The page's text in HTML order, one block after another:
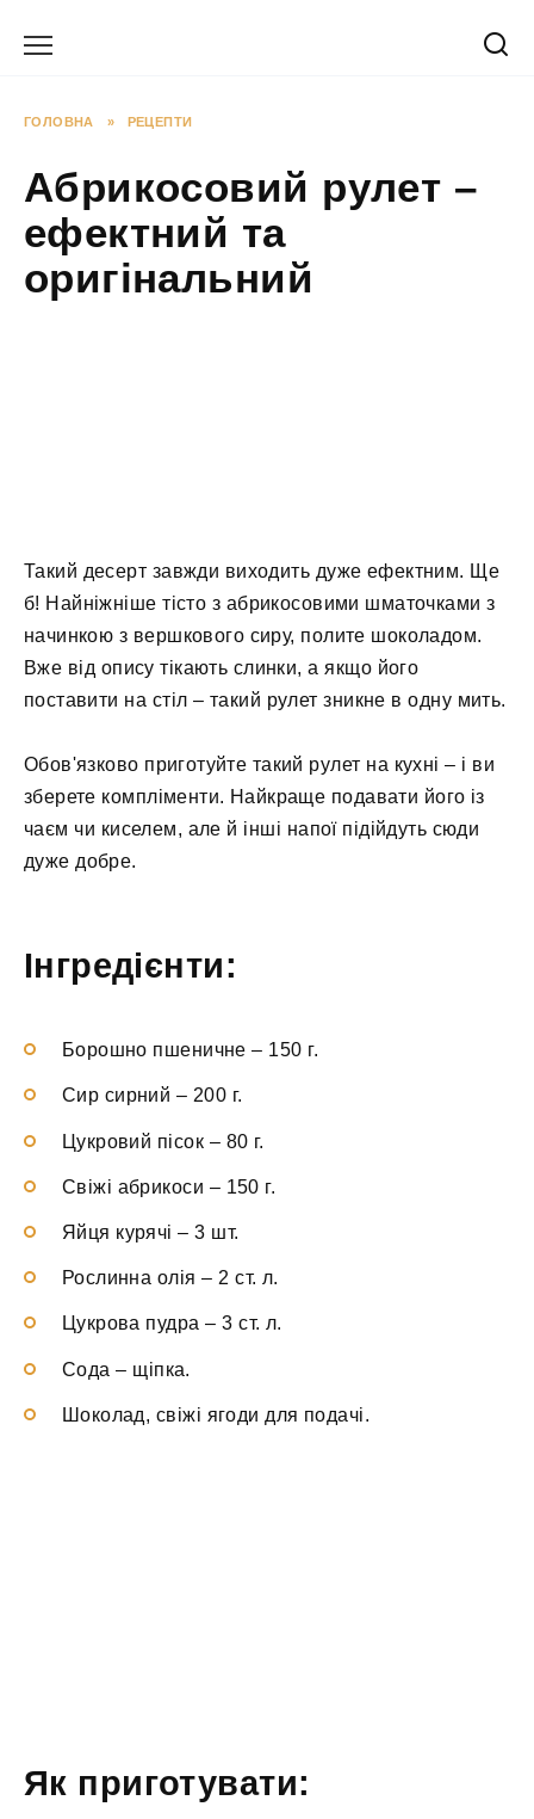
ГОЛОВНА » РЕЦЕПТИ
Абрикосовий рулет –
ефектний та
оригінальний
Такий десерт завжди виходить дуже ефектним. Ще
б! Найніжніше тісто з абрикосовими шматочками з
начинкою з вершкового сиру, полите шоколадом.
Вже від опису тікають слинки, а якщо його
поставити на стіл – такий рулет зникне в одну мить.
Обов'язково приготуйте такий рулет на кухні – і ви
зберете компліменти. Найкраще подавати його із
чаєм чи киселем, але й інші напої підійдуть сюди
дуже добре.
Інгредієнти:
Борошно пшеничне – 150 г.
Сир сирний – 200 г.
Цукровий пісок– 80 г.
Свіжі абрикоси – 150 г.
Яйця курячі –3 шт.
Рослинна олія – 2 ст. л.
Цукрова пудра –3 ст. л.
Сода – щіпка.
Шоколад, свіжі ягоди для подачі.
Як приготувати: